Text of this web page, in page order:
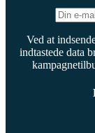
Ved at
indtastede data